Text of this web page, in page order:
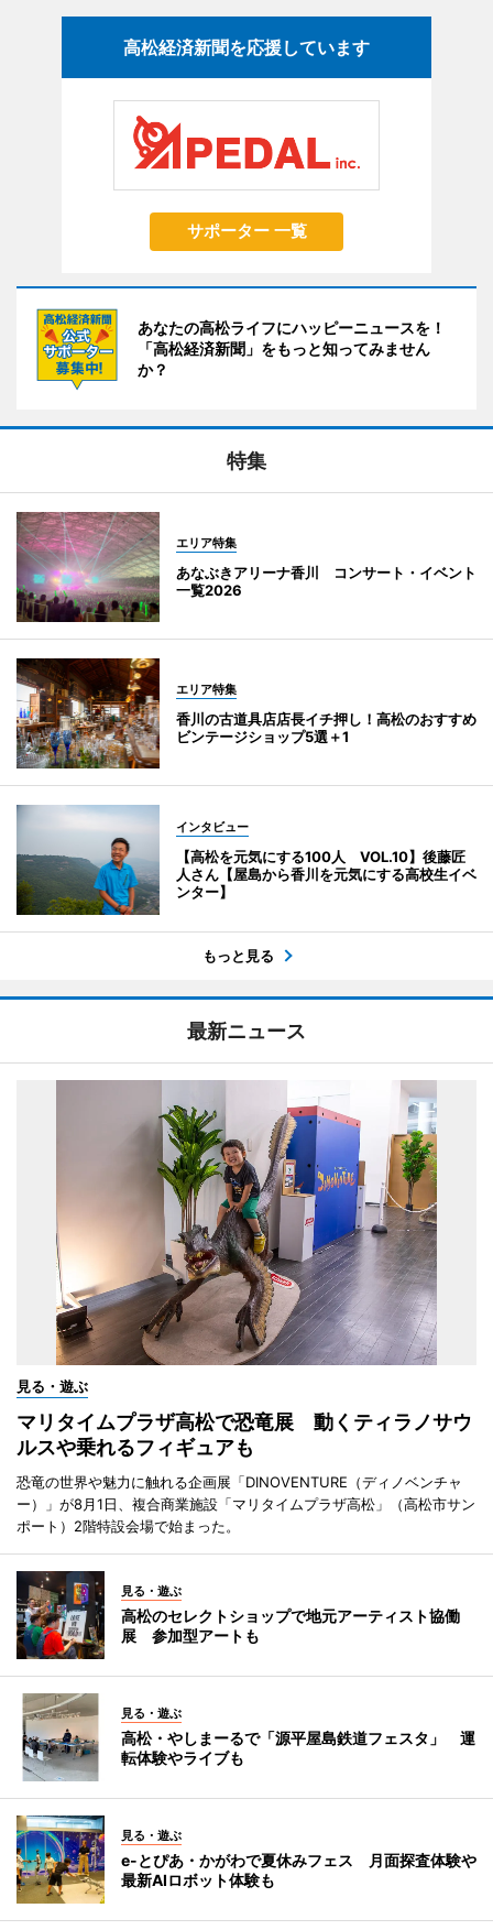
高松経済新聞を応援しています
サポーター 一覧
あなたの高松ライフにハッピーニュースを！
「高松経済新聞」をもっと知ってみません
か？
特集
エリア特集
あなぶきアリーナ香川 コンサート・イベント
一覧2026
エリア特集
香川の古道具店店長イチ押し！高松のおすすめ
ビンテージショップ5選＋1
インタビュー
【高松を元気にする100人 VOL.10】後藤匠
人さん【屋島から香川を元気にする高校生イベ
ンター】
もっと見る
最新ニュース
見る・遊ぶ
マリタイムプラザ高松で恐竜展 動くティラノサウ
ルスや乗れるフィギュアも
恐竜の世界や魅力に触れる企画展「DINOVENTURE（ディノベンチャ
ー）」が8月1日、複合商業施設「マリタイムプラザ高松」（高松市サン
ポート）2階特設会場で始まった。
見る・遊ぶ
高松のセレクトショップで地元アーティスト協働
展 参加型アートも
見る・遊ぶ
高松・やしまーるで「源平屋島鉄道フェスタ」 運
転体験やライブも
見る・遊ぶ
e-とぴあ・かがわで夏休みフェス 月面探査体験や
最新AIロボット体験も